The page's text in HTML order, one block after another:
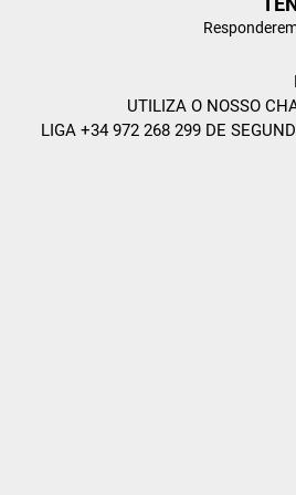
UTILIZA O NOSSO
LIGA +34 972 268 299 DE